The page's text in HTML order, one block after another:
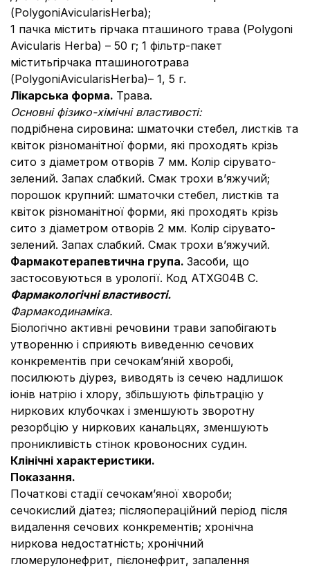
(PolygoniAvicularisHerba);
1 пачка містить гірчака пташиного трава (Polygoni
Avicularis Herba) – 50 г; 1 фільтр-пакет
міститьгірчака пташиноготрава
(PolygoniAvicularisHerba)– 1, 5 г.
Лікарська форма. Трава.
Основні фізико-хімічні властивості:
подрібнена сировина: шматочки стебел, листків та
квіток різноманітної форми, які проходять крізь
сито з діаметром отворів 7 мм. Колір сірувато-
зелений. Запах слабкий. Смак трохи в’яжучий;
порошок крупний: шматочки стебел, листків та
квіток різноманітної форми, які проходять крізь
сито з діаметром отворів 2 мм. Колір сірувато-
зелений. Запах слабкий. Смак трохи в’яжучий.
Фармакотерапевтична група. Засоби, що
застосовуються в урології. Код АТХG04В С.
Фармакологічні властивості.
Фармакодинаміка.
Біологічно активні речовини трави запобігають
утворенню і сприяють виведенню сечових
конкрементів при сечокам’яній хворобі,
посилюють діурез, виводять із сечею надлишок
іонів натрію і хлору, збільшують фільтрацію у
ниркових клубочках і зменшують зворотну
резорбцію у ниркових канальцях, зменшують
проникливість стінок кровоносних судин.
Клінічні характеристики.
Показання.
Початкові стадії сечокам’яної хвороби;
сечокислий діатез; післяопераційний період після
видалення сечових конкрементів; хронічна
ниркова недостатність; хронічний
гломерулонефрит, пієлонефрит, запалення